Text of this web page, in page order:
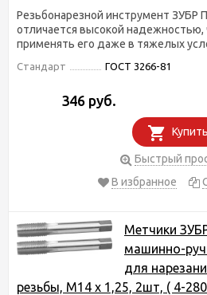
Резьбонарезной инструмент
отличается высокой надежностью,
применять его даже в тяжелых
Стандарт ГОСТ 3266-81
346 руб.
Купить
Быстрый
В избранное
Метчики
машинно-
для
резьбы, М14 x 1,25, 2шт, ( 4-